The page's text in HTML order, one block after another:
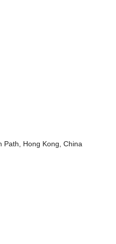
Path, Hong Kong, China